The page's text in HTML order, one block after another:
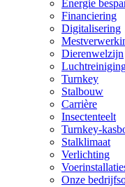
Energie
Financiering
Digitalisering
Dierenwelzijn
Turnkey
Stalbouw
Carrière
Insectenteelt
Turnkey-
Stalklimaat
Verlichting
Onze